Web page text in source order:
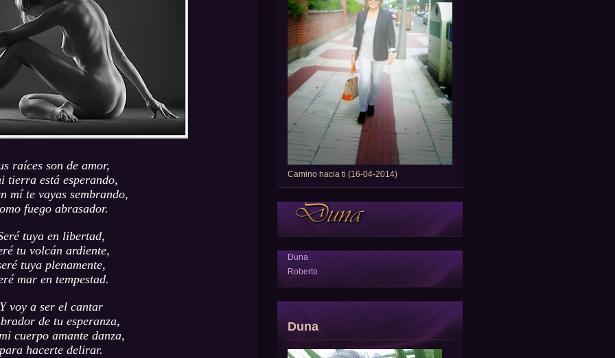
raíces son de amor,
tierra está esperando,
mí te vayas sembrando,
fuego abrasador.
tuya en libertad,
tu volcán ardiente,
tuya plenamente,
mar en tempestad.
voy a ser el cantar
de tu esperanza,
cuerpo amante danza,
hacerte delirar.
Camino hacia ti (16-04-2014)
Duna
Roberto
Duna